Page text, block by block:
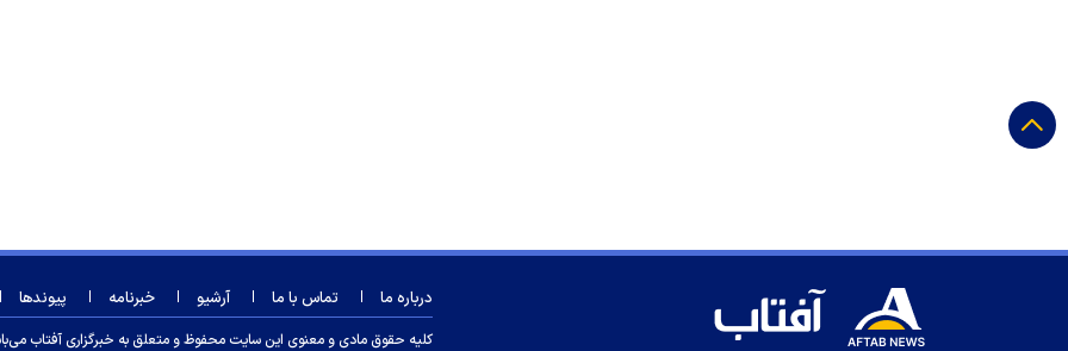
درباره ما تماس با ما آرشیو خبرنامه پیوندها
کلیه حقوق مادی و معنوی این سایت محفوظ و متعلق به خبرگزاری آفتاب